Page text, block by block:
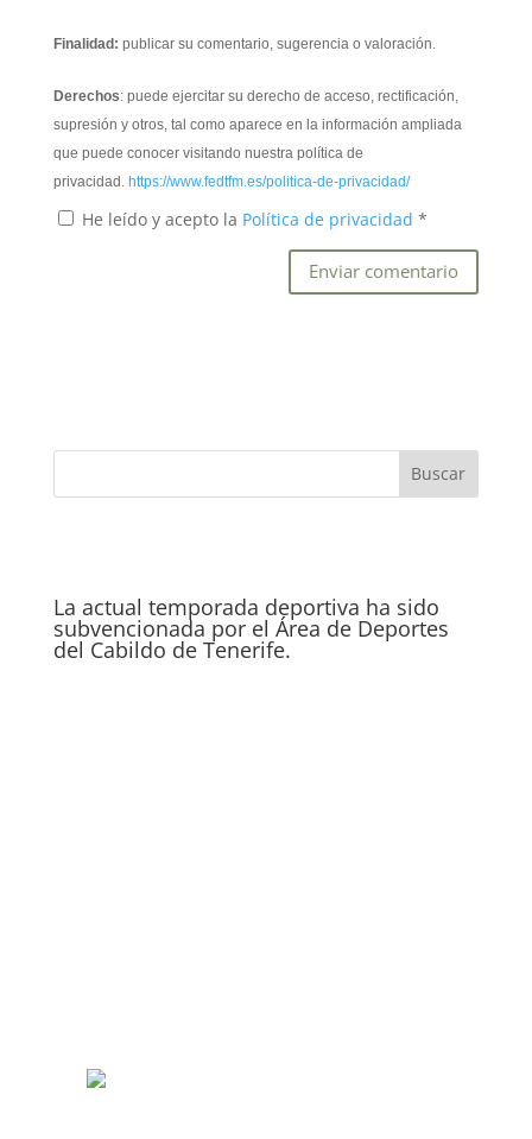
Finalidad: publicar su comentario, sugerencia o valoración.
Derechos: puede ejercitar su derecho de acceso, rectificación,
supresión y otros, tal como aparece en la información ampliada
que puede conocer visitando nuestra política de
privacidad. https://www.fedtfm.es/politica-de-privacidad/
He leído y acepto la Política de privacidad *
La actual temporada deportiva ha sido
subvencionada por el Área de Deportes
del Cabildo de Tenerife.